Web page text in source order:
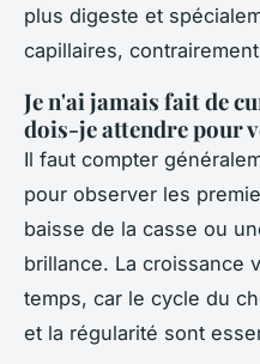
plus digeste et
capillaires,
Je n'ai jamais fait de
dois-je attendre pour
Il faut compter
pour observer les
baisse de la casse ou
brillance. La croissance
temps, car le cycle du
et la régularité sont